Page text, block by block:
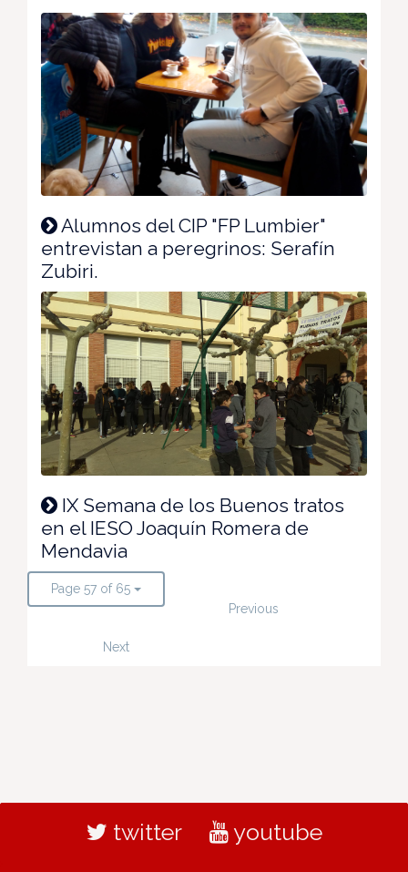
Alumnos del CIP "FP Lumbier"
entrevistan a peregrinos: Serafín
Zubiri.
IX Semana de los Buenos tratos
en el IESO Joaquín Romera de
Mendavia
Page 57 of 65
Previous
Next
twitter youtube